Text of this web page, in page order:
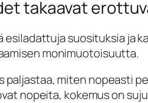
takaavat
suosituksia ja
monimuotoisuutta.
miten nopeasti
nopeita, kokemus on